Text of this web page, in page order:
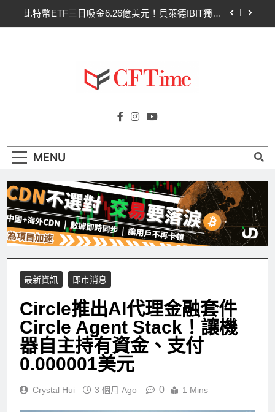
比特幣ETF三日吸金6.26億美元！貝萊德IBIT獨佔
以太幣區間壓縮！100日均線1,920成關鍵 期貨槓
桿比率逼近0.65
比特幣ETF三日吸金6.26億美元！貝萊德IBIT獨佔
CLARITY法案最後闖關！開發者免責與總統道德條
Cftime.io
AI（ChatGPT）、區塊鏈、NFT、加密貨
MENU
最新資訊 即市消息
Circle推出AI代理金融套件
Circle Agent Stack！讓機
器自主持有資金、支付
0.000001美元
Crystal Hui 3 個月 Ago 0 1 Mins